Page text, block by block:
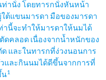
านั่ง โดยทารกนั่งหันหน้า
ต้แขนมารดา มือของมารดา
านี้จะทำให้มารดาให้นมได้
คลอด เนื่องจากน้ำหนักของ
และในทารกที่ง่วงนอนการ
และกินนมได้ดีขึ้นจากการที่
น1